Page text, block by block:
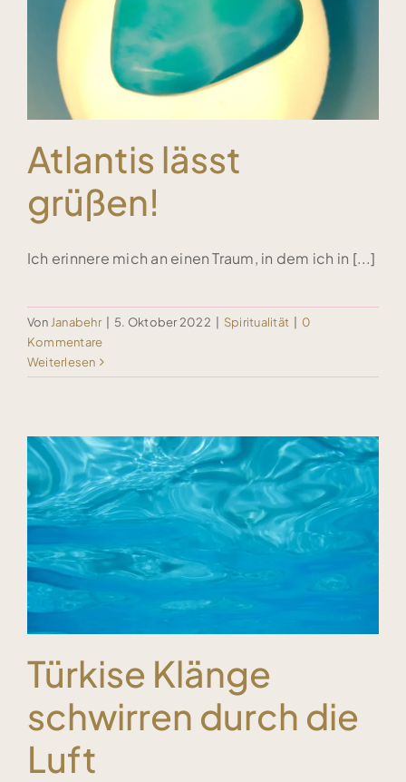
Kundenstimmen
Bücher
Blog & Podcasts
Free Inspiration
Atlantis lässt
grüßen!
Ich erinnere mich an einen Traum, in dem ich in [...]
Von Janabehr 5. Oktober 2022 Spiritualität
0
Kommentare
Weiterlesen
Türkise Klänge
schwirren durch die
Luft